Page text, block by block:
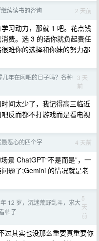
续读书的咨询 2 天前
习动力，那就 1 吧。花点钱
费。选 3 的话你就负起责任
难你的选择和你妹的努力都
几年在网吧的日子吗？各种 3 天
前
间太少了，我记得高三临近
反而都不打游戏而是看电视
恶心的四个字 4 天前
景 ChatGPT“不是而是”，一
题了;Gemini 的情况就是老
12 岁，沉迷荒野乱斗，求大
帖子
5
天
前
过其实也没那么重要真重要你